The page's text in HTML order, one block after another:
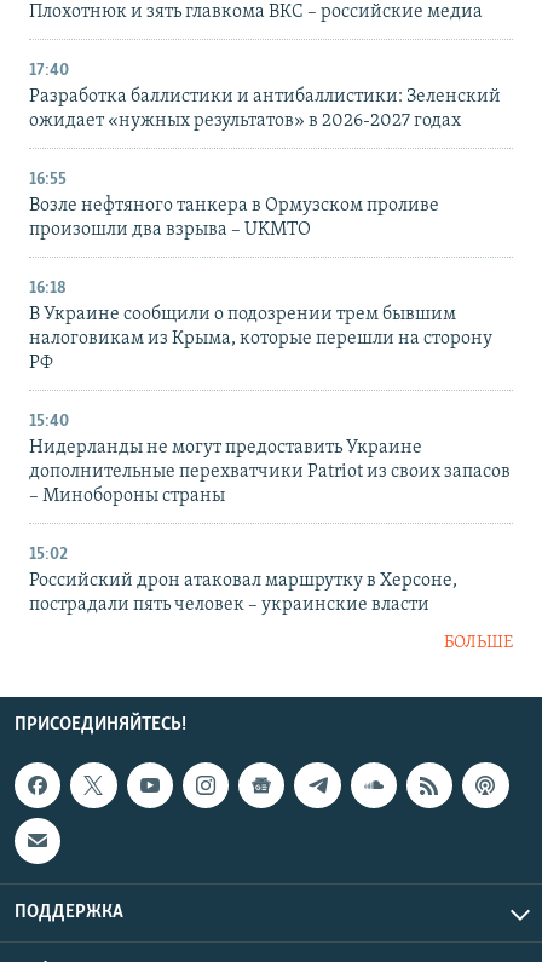
Плохотнюк и зять главкома ВКС – российские медиа
17:40
Разработка баллистики и антибаллистики: Зеленский
ожидает «нужных результатов» в 2026-2027 годах
16:55
Возле нефтяного танкера в Ормузском проливе
произошли два взрыва – UKMTO
16:18
В Украине сообщили о подозрении трем бывшим
налоговикам из Крыма, которые перешли на сторону
РФ
15:40
Нидерланды не могут предоставить Украине
дополнительные перехватчики Patriot из своих запасов
– Минобороны страны
15:02
Российский дрон атаковал маршрутку в Херсоне,
пострадали пять человек – украинские власти
БОЛЬШЕ
ПРИСОЕДИНЯЙТЕСЬ!
ПОДДЕРЖКА